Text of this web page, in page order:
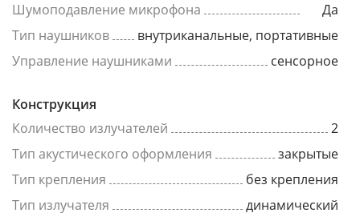
Шумоподавление микрофона
Да
Тип наушников
внутриканальные, портативные
Управление наушниками
сенсорное
Конструкция
Количество излучателей
2
Тип акустического оформления
закрытые
Тип крепления
без крепления
Тип излучателя
динамический